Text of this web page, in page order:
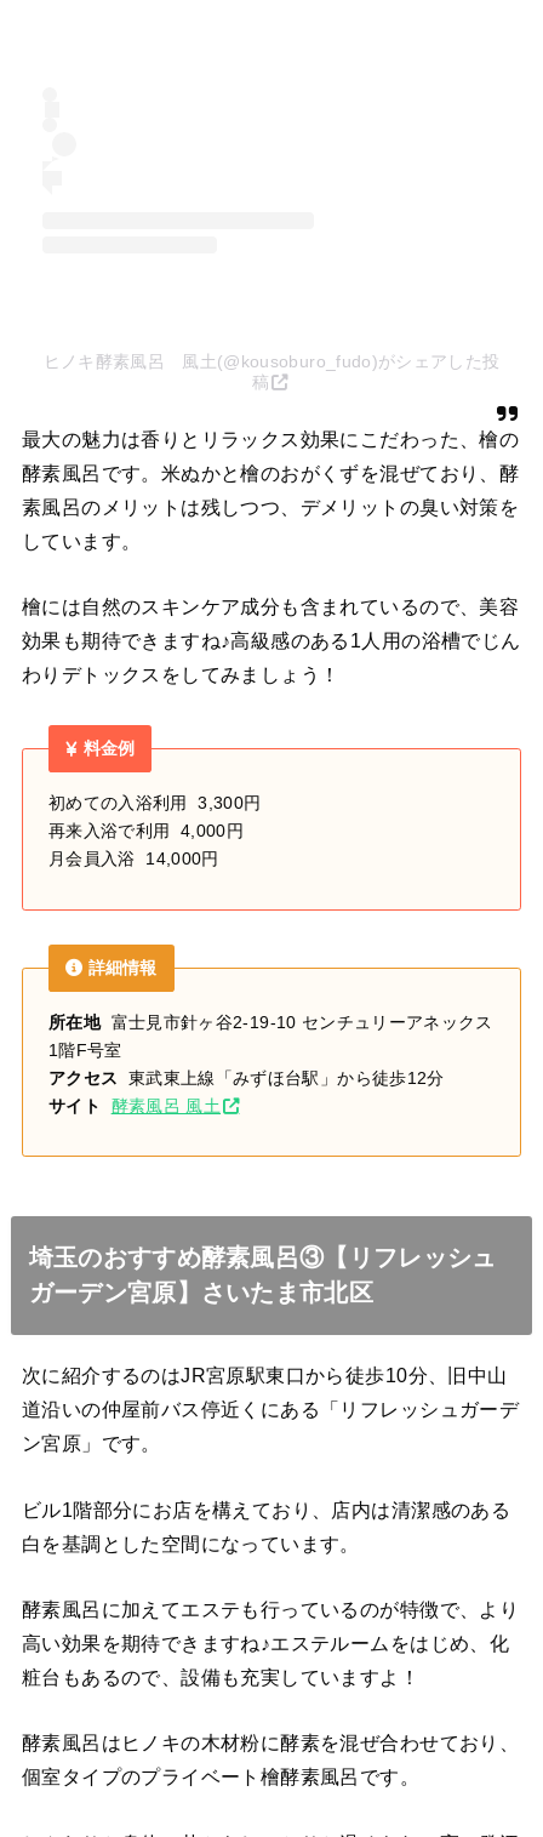
ヒノキ酵素風呂 風土(@kousoburo_fudo)がシェアした投
稿
最大の魅力は香りとリラックス効果にこだわった、檜の
酵素風呂です。米ぬかと檜のおがくずを混ぜており、酵
素風呂のメリットは残しつつ、デメリットの臭い対策を
しています。
檜には自然のスキンケア成分も含まれているので、美容
効果も期待できますね♪高級感のある1人用の浴槽でじん
わりデトックスをしてみましょう！
料金例
初めての入浴利用 3,300円
再来入浴で利用 4,000円
月会員入浴 14,000円
詳細情報
所在地富士見市針ヶ谷2-19-10 センチュリーアネックス
1階F号室
アクセス 東武東上線「みずほ台駅」から徒歩12分
サイト
酵素風呂 風土
埼玉のおすすめ酵素風呂③【リフレッシュ
ガーデン宮原】さいたま市北区
次に紹介するのはJR宮原駅東口から徒歩10分、旧中山
道沿いの仲屋前バス停近くにある「リフレッシュガーデ
ン宮原」です。
ビル1階部分にお店を構えており、店内は清潔感のある
白を基調とした空間になっています。
酵素風呂に加えてエステも行っているのが特徴で、より
高い効果を期待できますね♪エステルームをはじめ、化
粧台もあるので、設備も充実していますよ！
酵素風呂はヒノキの木材粉に酵素を混ぜ合わせており、
個室タイプのプライベート檜酵素風呂です。